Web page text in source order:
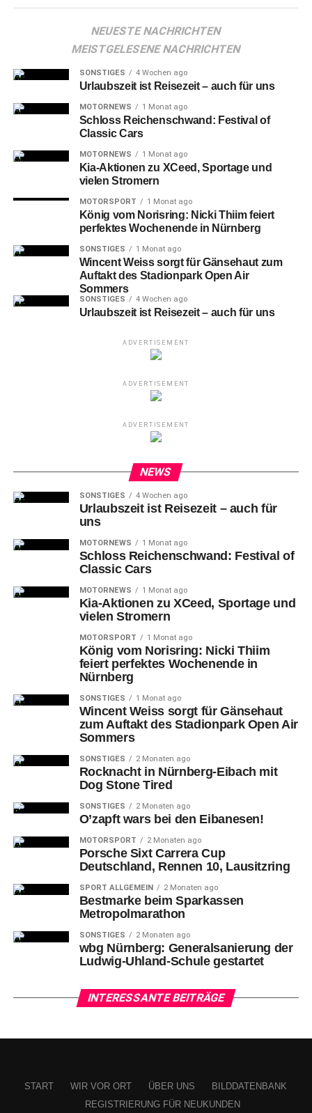
Gäste aus Hoffenheim übernahmen die Spielkontrolle
und setzten Nürnberg früh unter Druck.
15-Emöke Pápai (FCN) und 26-Aneta Polášková (FCN) gegen 17-
In der 12. Minute folgte der
erste Rückschlag für die
Heimmannschaft
Lara Meroni
sah nach einem Foul im Strafraum die Rote
Karte, den fälligen Elfmeter verwandelte Marie Steiner
eine Minute später sicher zur 0:1-Führung für die TSG.
Unterzahl hatten die Nürnbergerinnen fortan große
Mühe, die spielstarken Hoffenheimerinnen vom eigenen
Tor fernzuhalten.
15-Emöke Pápai (FCN) gegen 14-Lisa Doorn
NEUESTE NACHRICHTEN
MEISTGELESENE NACHRICHTEN
SONSTIGES 4 Wochen ago
Urlaubszeit ist Reisezeit – auch für uns
MOTORNEWS 1 Monat ago
Schloss Reichenschwand: Festival of
Classic Cars
MOTORNEWS 1 Monat ago
Kia-Aktionen zu XCeed, Sportage und
vielen Stromern
MOTORSPORT 1 Monat ago
König vom Norisring: Nicki Thiim feiert
perfektes Wochenende in Nürnberg
SONSTIGES 1 Monat ago
Wincent Weiss sorgt für Gänsehaut zum
Auftakt des Stadionpark Open Air
Sommers
SONSTIGES 4 Wochen ago
Urlaubszeit ist Reisezeit – auch für uns
ADVERTISEMENT
ADVERTISEMENT
ADVERTISEMENT
NEWS
SONSTIGES 4 Wochen ago
Urlaubszeit ist Reisezeit – auch für
uns
MOTORNEWS 1 Monat ago
Schloss Reichenschwand: Festival of
Classic Cars
MOTORNEWS 1 Monat ago
Kia-Aktionen zu XCeed, Sportage und
vielen Stromern
MOTORSPORT 1 Monat ago
König vom Norisring: Nicki Thiim
feiert perfektes Wochenende in
Nürnberg
SONSTIGES 1 Monat ago
Wincent Weiss sorgt für Gänsehaut
zum Auftakt des Stadionpark Open Air
Sommers
SONSTIGES 2 Monaten ago
Rocknacht in Nürnberg-Eibach mit
Dog Stone Tired
SONSTIGES 2 Monaten ago
O’zapft wars bei den Eibanesen!
MOTORSPORT 2 Monaten ago
Porsche Sixt Carrera Cup
Deutschland, Rennen 10, Lausitzring
SPORT ALLGEMEIN 2 Monaten ago
Bestmarke beim Sparkassen
Metropolmarathon
SONSTIGES 2 Monaten ago
wbg Nürnberg: Generalsanierung der
Ludwig-Uhland-Schule gestartet
INTERESSANTE BEITRÄGE
START WIR VOR ORT ÜBER UNS
BILDDATENBANK
REGISTRIERUNG FÜR NEUKUNDEN